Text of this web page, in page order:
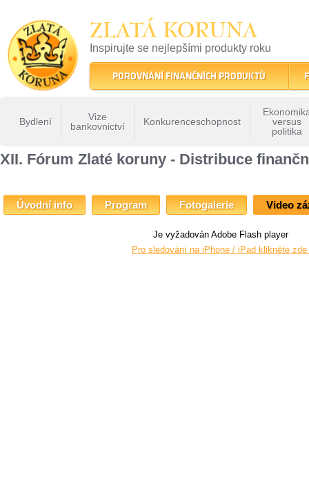
ZLATÁ KORUNA
Inspirujte se nejlepšími produkty roku
22 let tradice a kvality na finančním trhu
POROVNÁNÍ FINANČNÍCH PRODUKTŮ
Bydlení
Vize
bankovnictví
Konkurenceschopnost
versus
politika
» XII. Fórum Zlaté
XII. Fórum Zlaté koruny - Distribuce
Úvodní info Program Fotogalerie Video
Je vyžadován Adobe Flash player
Pro sledování na iPhone / iPad klikněte zde